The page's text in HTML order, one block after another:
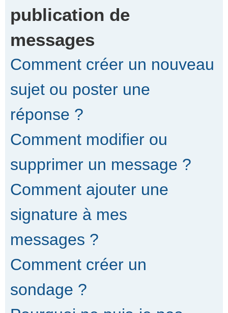
publication de
messages
Comment créer un nouveau
sujet ou poster une
réponse ?
Comment modifier ou
supprimer un message ?
Comment ajouter une
signature à mes
messages ?
Comment créer un
sondage ?